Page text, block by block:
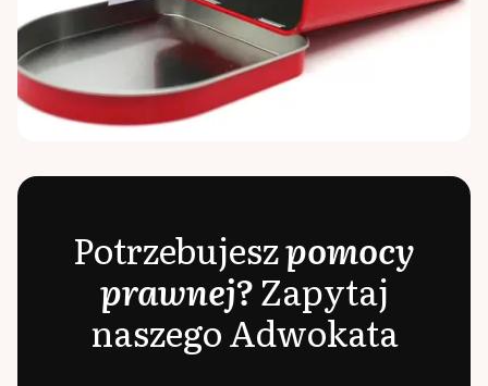
Potrzebujeszpomocy
prawnej?Zapytaj
naszego Adwokata